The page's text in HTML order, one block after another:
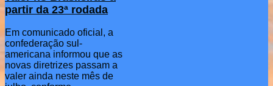
partir da 23ª rodada
Em comunicado oficial, a
confederação sul-
americana informou que as
novas diretrizes passam a
valer ainda neste mês de